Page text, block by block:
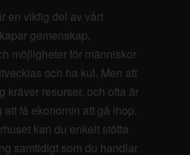
en viktig del av vårt
gemenskap,
möjligheter för människor
och ha kul. Men att
kräver resurser, och ofta är
att få ekonomin att gå ihop.
kan du enkelt stötta
samtidigt som du handlar